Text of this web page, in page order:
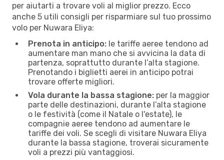
per aiutarti a trovare voli al miglior prezzo. Ecco
anche 5 utili consigli per risparmiare sul tuo prossimo
volo per Nuwara Eliya:
Prenota in anticipo: le tariffe aeree tendono ad
aumentare man mano che si avvicina la data di
partenza, soprattutto durante l’alta stagione.
Prenotando i biglietti aerei in anticipo potrai
trovare offerte migliori.
Vola durante la bassa stagione: per la maggior
parte delle destinazioni, durante l’alta stagione
o le festività (come il Natale o l'estate), le
compagnie aeree tendono ad aumentare le
tariffe dei voli. Se scegli di visitare Nuwara Eliya
durante la bassa stagione, troverai sicuramente
voli a prezzi più vantaggiosi.